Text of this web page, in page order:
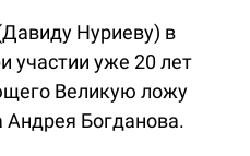
Нуриеву) в
участии уже 20 лет
Великую ложу
Андрея Богданова.